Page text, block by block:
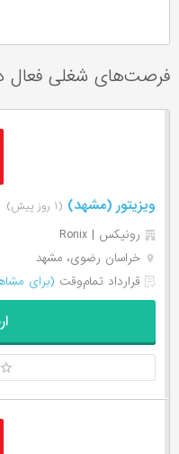
فرصت‌های شغلی فعال
ویزیتور (مشهد) (۱ روز پیش)
رونیکس | Ronix
خراسان رضوی، مشهد
قرارداد تمام‌وقت (برای